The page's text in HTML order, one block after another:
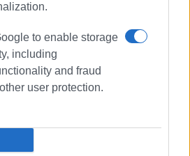
to enable storage
including
and fraud
user protection.
στο e-paper